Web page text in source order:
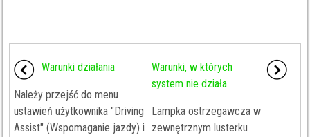
Warunki działania
Należy przejść do menu
ustawień użytkownika "Driving
Assist" (Wspomaganie jazdy) i
Warunki, w których
system nie działa
Lampka ostrzegawcza w
zewnętrznym lusterku